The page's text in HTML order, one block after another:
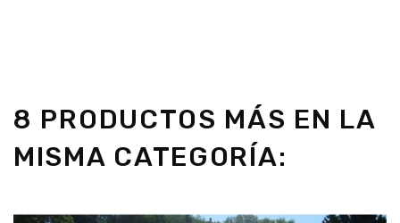
8 PRODUCTOS MÁS EN LA
MISMA CATEGORÍA: